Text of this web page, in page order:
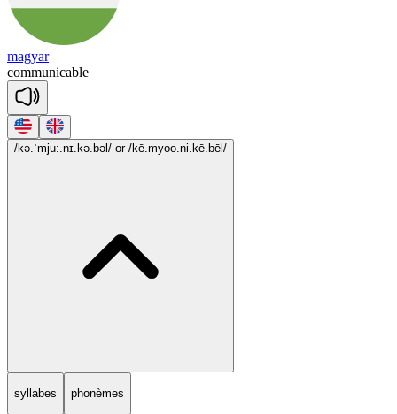
magyar
communicable
/kə.ˈmju:.nɪ.kə.bəl/ or /kē.myoo.ni.kē.bēl/
syllabes phonèmes